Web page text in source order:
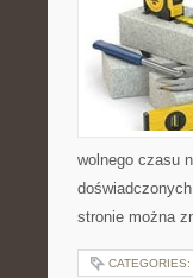
wolnego czasu
stronie można
CATEGORIES: